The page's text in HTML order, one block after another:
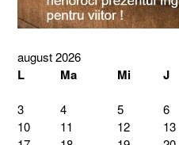
august 2026
L Ma Mi J
3
4 5 6
10
11 12 13